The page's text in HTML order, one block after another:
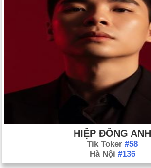
HIỆP ĐÔNG ANH
Tik Toker #58
Hà Nội #136